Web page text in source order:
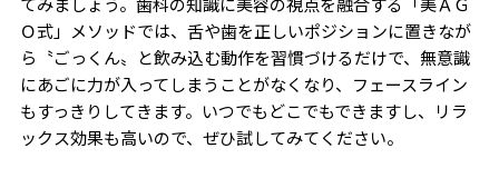
Ｏ式」メソッドでは、舌や歯を正しいポジションに置きなが
ら〝ごっくん〟と飲み込む動作を習慣づけるだけで、無意識
にあごに力が入ってしまうことがなくなり、フェースライン
もすっきりしてきます。いつでもどこでもできますし、リラ
ックス効果も高いので、ぜひ試してみてください。